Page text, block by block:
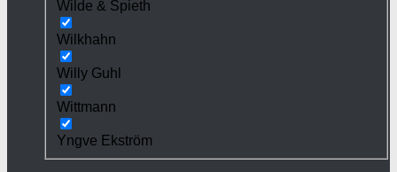
Wilde & Spieth
Wilkhahn
Willy Guhl
Wittmann
Yngve Ekström